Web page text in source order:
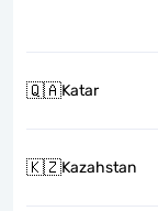
🇶🇦Katar
🇰🇿Kazahstan